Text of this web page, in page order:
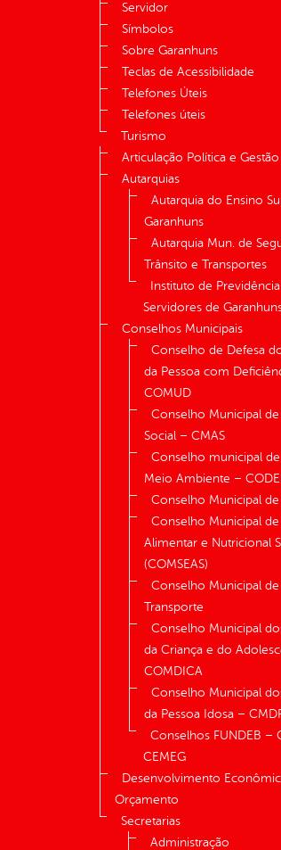
Servidor
Símbolos
Sobre Garanhuns
Teclas de Acessibilidade
Telefones Úteis
Telefones úteis
Turismo
Articulação Política e Gestão
Autarquias
Autarquia do Ensino
Garanhuns
Autarquia Mun. de
Trânsito e Transportes
Instituto de
Servidores de
Conselhos Municipais
Conselho de Defesa
da Pessoa com
COMUD
Conselho Municipal de
Social – CMAS
Conselho municipal
Meio Ambiente –
Conselho Municipal de
Conselho Municipal de
Alimentar e Nutricional
(COMSEAS)
Conselho Municipal de
Transporte
Conselho Municipal
da Criança e do
COMDICA
Conselho Municipal
da Pessoa Idosa –
Conselhos FUNDEB –
CEMEG
Desenvolvimento
Orçamento
Secretarias
Administração